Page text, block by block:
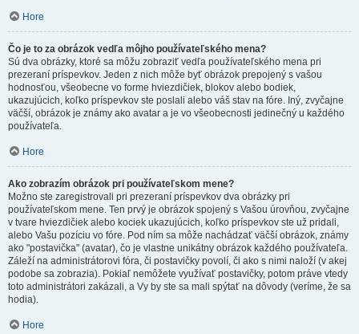
Hore
Čo je to za obrázok vedľa môjho používateľského mena?
Sú dva obrázky, ktoré sa môžu zobraziť vedľa používateľského mena pri
prezeraní príspevkov. Jeden z nich môže byť obrázok prepojený s vašou
hodnosťou, všeobecne vo forme hviezdičiek, blokov alebo bodiek,
ukazujúcich, koľko príspevkov ste poslali alebo váš stav na fóre. Iný, zvyčajne
väčší, obrázok je známy ako avatar a je vo všeobecnosti jedinečný u každého
používateľa.
Hore
Ako zobrazím obrázok pri používateľskom mene?
Možno ste zaregistrovali pri prezeraní príspevkov dva obrázky pri
používateľskom mene. Ten prvý je obrázok spojený s Vašou úrovňou, zvyčajne
v tvare hviezdičiek alebo kociek ukazujúcich, koľko príspevkov ste už pridali,
alebo Vašu pozíciu vo fóre. Pod ním sa môže nachádzať väčší obrázok, známy
ako "postavička" (avatar), čo je vlastne unikátny obrázok každého používateľa.
Záleží na administrátorovi fóra, či postavičky povolí, či ako s nimi naloží (v akej
podobe sa zobrazia). Pokiaľ nemôžete využívať postavičky, potom práve vtedy
toto administrátori zakázali, a Vy by ste sa mali spýtať na dôvody (veríme, že sa
hodia).
Hore